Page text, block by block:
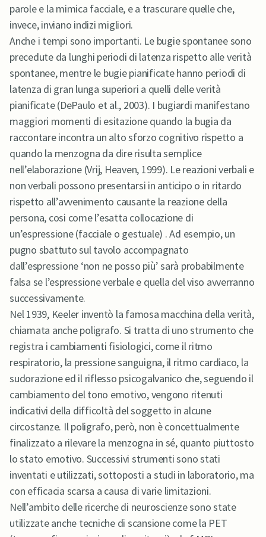
parole e la mimica facciale, e a trascurare quelle che,
invece, inviano indizi migliori.
Anche i tempi sono importanti. Le bugie spontanee sono
precedute da lunghi periodi di latenza rispetto alle verità
spontanee, mentre le bugie pianificate hanno periodi di
latenza di gran lunga superiori a quelli delle verità
pianificate (DePaulo et al., 2003). I bugiardi manifestano
maggiori momenti di esitazione quando la bugia da
raccontare incontra un alto sforzo cognitivo rispetto a
quando la menzogna da dire risulta semplice
nell’elaborazione (Vrij, Heaven, 1999). Le reazioni verbali e
non verbali possono presentarsi in anticipo o in ritardo
rispetto all’avvenimento causante la reazione della
persona, cosi come l’esatta collocazione di
un’espressione (facciale o gestuale) . Ad esempio, un
pugno sbattuto sul tavolo accompagnato
dall’espressione ‘non ne posso più’ sarà probabilmente
falsa se l’espressione verbale e quella del viso avverranno
successivamente.
Nel 1939, Keeler inventò la famosa macchina della verità,
chiamata anche poligrafo. Si tratta di uno strumento che
registra i cambiamenti fisiologici, come il ritmo
respiratorio, la pressione sanguigna, il ritmo cardiaco, la
sudorazione ed il riflesso psicogalvanico che, seguendo il
cambiamento del tono emotivo, vengono ritenuti
indicativi della difficoltà del soggetto in alcune
circostanze. Il poligrafo, però, non è concettualmente
finalizzato a rilevare la menzogna in sé, quanto piuttosto
lo stato emotivo. Successivi strumenti sono stati
inventati e utilizzati, sottoposti a studi in laboratorio, ma
con efficacia scarsa a causa di varie limitazioni.
Nell’ambito delle ricerche di neuroscienze sono state
utilizzate anche tecniche di scansione come la PET